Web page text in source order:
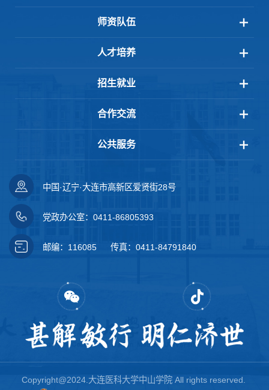
师资队伍
人才培养
招生就业
合作交流
公共服务
中国·辽宁·大连市高新区爱贤街28号
党政办公室：0411-86805393
邮编：116085 传真：0411-84791840
Copyright@2024.大连医科大学中山学院 All rights reserved.